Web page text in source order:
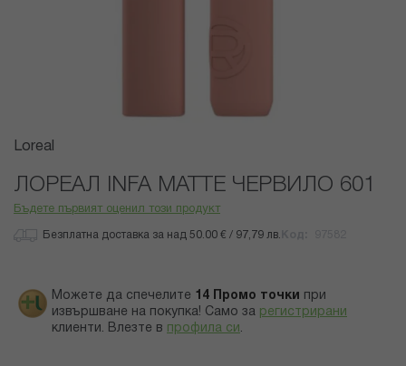
Преминете
началото
Loreal
ЛОРЕАЛ INFA MATTE ЧЕРВИЛО 601
Бъдете първият оценил този продукт
Безплатна доставка за над 50.00 € / 97,79 лв.
Можете да спечелите 14 Промо точки
при
извършване на покупка! Само за регистрирани
клиенти. Влезте в профила си .